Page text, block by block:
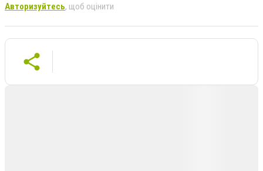
Авторизуйтесь, щоб оцінити